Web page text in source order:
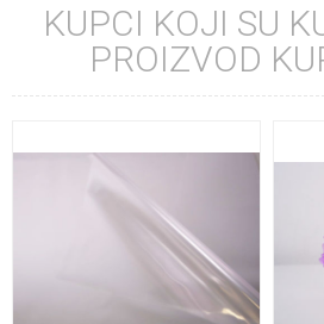
KUPCI KOJI SU
PROIZVOD